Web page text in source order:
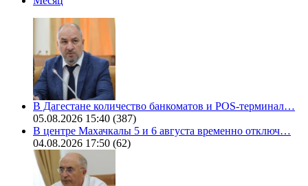
В Дагестане количество банкоматов и POS-терминал…
05.08.2026 15:40 (387)
В центре Махачкалы 5 и 6 августа временно отключ…
04.08.2026 17:50 (62)